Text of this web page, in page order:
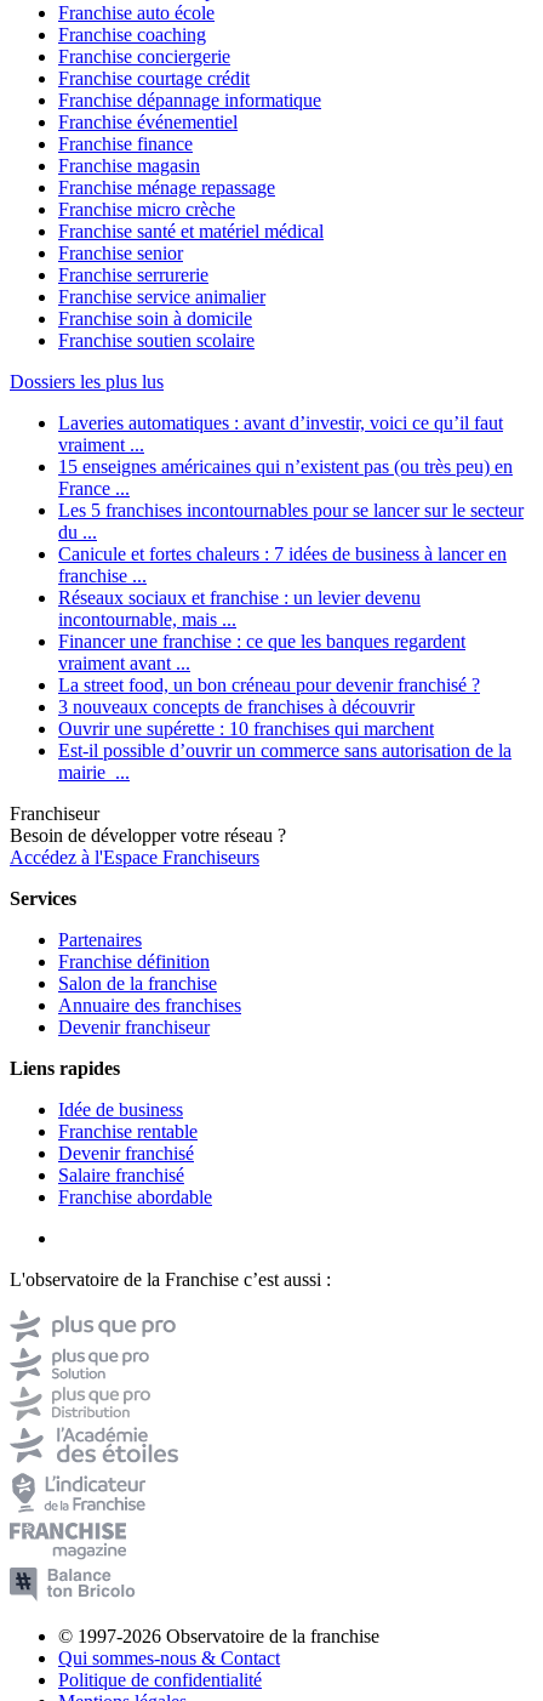
Franchise auto école
Franchise coaching
Franchise conciergerie
Franchise courtage crédit
Franchise dépannage informatique
Franchise événementiel
Franchise finance
Franchise magasin
Franchise ménage repassage
Franchise micro crèche
Franchise santé et matériel médical
Franchise senior
Franchise serrurerie
Franchise service animalier
Franchise soin à domicile
Franchise soutien scolaire
Dossiers les plus lus
Laveries automatiques : avant d’investir, voici ce qu’il faut
vraiment ...
15 enseignes américaines qui n’existent pas (ou très peu) en
France ...
Les 5 franchises incontournables pour se lancer sur le secteur
du ...
Canicule et fortes chaleurs : 7 idées de business à lancer en
franchise ...
Réseaux sociaux et franchise : un levier devenu
incontournable, mais ...
Financer une franchise : ce que les banques regardent
vraiment avant ...
La street food, un bon créneau pour devenir franchisé ?
3 nouveaux concepts de franchises à découvrir
Ouvrir une supérette : 10 franchises qui marchent
Est-il possible d’ouvrir un commerce sans autorisation de la
mairie ...
Franchiseur
Besoin de développer votre réseau ?
Accédez à l'Espace Franchiseurs
Services
Partenaires
Franchise définition
Salon de la franchise
Annuaire des franchises
Devenir franchiseur
Liens rapides
Idée de business
Franchise rentable
Devenir franchisé
Salaire franchisé
Franchise abordable
L'observatoire de la Franchise c’est aussi :
© 1997-2026 Observatoire de la franchise
Qui sommes-nous & Contact
Politique de confidentialité